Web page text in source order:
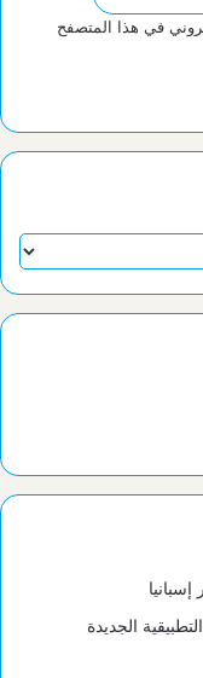
في هذا المتصفح
الجديدة